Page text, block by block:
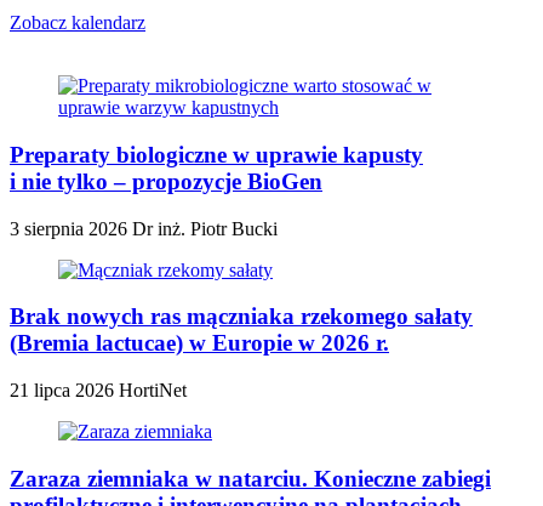
Zobacz kalendarz
Preparaty biologiczne w uprawie kapusty
i nie tylko – propozycje BioGen
3 sierpnia 2026 Dr inż. Piotr Bucki
Brak nowych ras mączniaka rzekomego sałaty
(Bremia lactucae) w Europie w 2026 r.
21 lipca 2026 HortiNet
Zaraza ziemniaka w natarciu. Konieczne zabiegi